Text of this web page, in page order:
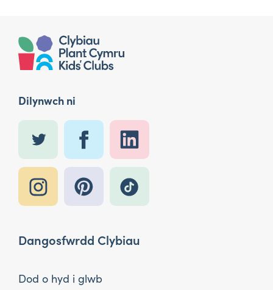
Dilynwch ni
Dangosfwrdd Clybiau
Dod o hyd i glwb